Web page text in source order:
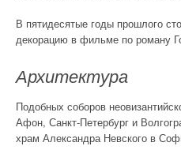
В пятидесятые годы прошлого
декорацию в фильме по роману
Архитектура
Подобных соборов
Афон, Санкт-Петербург и
храм Александра Невского в